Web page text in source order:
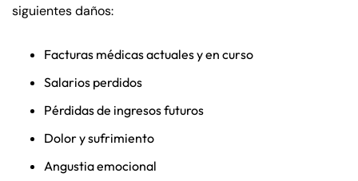
siguientes daños:
Facturas médicas actuales y en curso
Salarios perdidos
Pérdidas de ingresos futuros
Dolor y sufrimiento
Angustia emocional